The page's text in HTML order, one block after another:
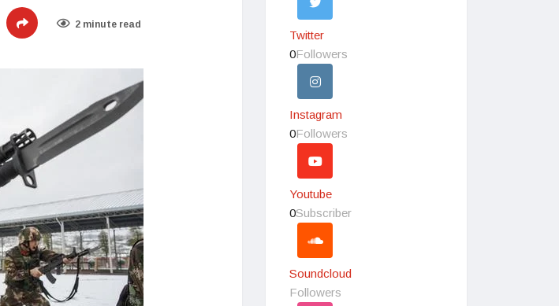
2 minute read
Twitter
0Followers
Instagram
0Followers
Youtube
0Subscriber
Soundcloud
Followers